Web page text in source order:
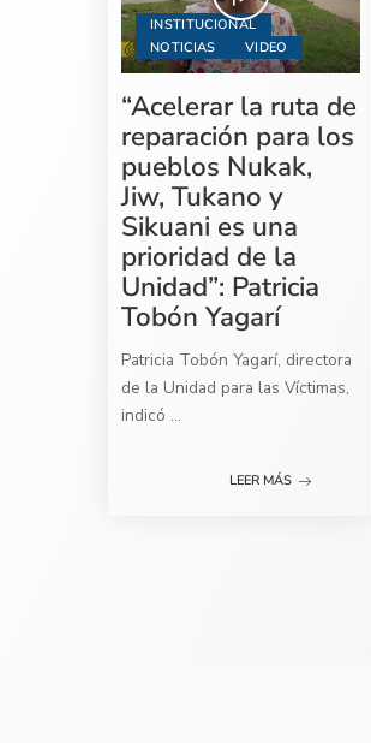
INSTITUCIONAL
NOTICIAS
VIDEO
“Acelerar la ruta de
reparación para los
pueblos Nukak,
Jiw, Tukano y
Sikuani es una
prioridad de la
Unidad”: Patricia
Tobón Yagarí
Patricia Tobón Yagarí, directora
de la Unidad para las Víctimas,
indicó ...
LEER MÁS